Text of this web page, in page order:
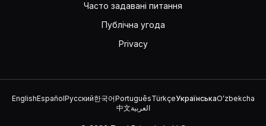
Часто задавані питання
Публічна угода
Privacy
EnglishEspañolРусский한국어PortuguêsTürkçeУкраїнськаOʻzbekcha
中文العربية